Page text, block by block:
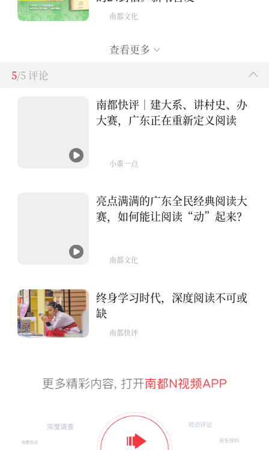
南都文化
查看更多
5/5 评论
南都快评｜建大系、讲村史、办
大赛，广东正在重新定义阅读
小董一点
亮点满满的广东全民经典阅读大
赛，如何能让阅读“动”起来？
南都文化
终身学习时代，深度阅读不可或
缺
南都快评